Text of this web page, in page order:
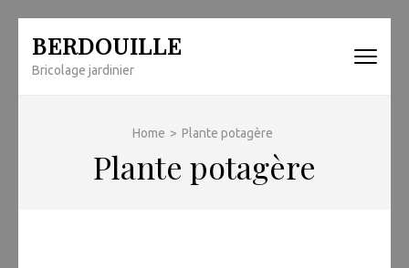
content
BERDOUILLE
Bricolage jardinier
Home > Plante potagère
Plante potagère